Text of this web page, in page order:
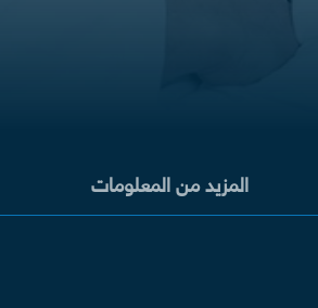
المزيد من المعلومات